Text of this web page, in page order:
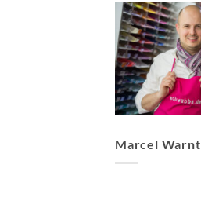
Marcel Warnt